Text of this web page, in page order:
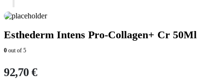
Esthederm Intens Pro-Collagen+ Cr 50Ml
0 out of 5
92,70€